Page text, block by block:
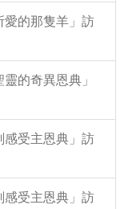
愛的那隻羊」訪
的奇異恩典」
感受主恩典」訪
感受主恩典」訪